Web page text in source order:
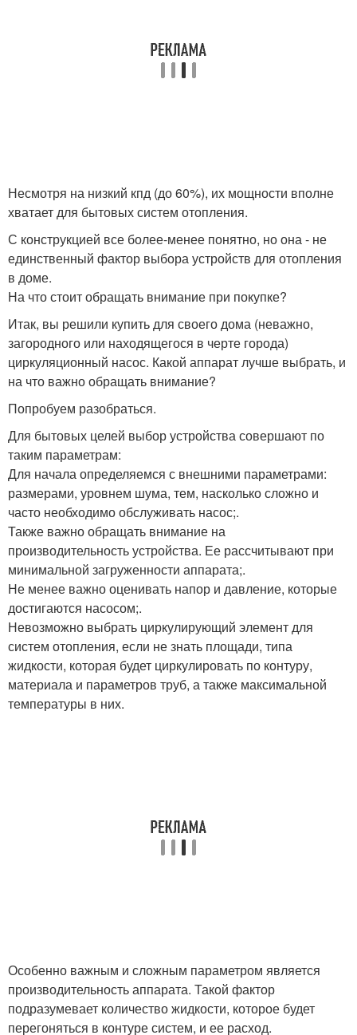
Несмотря на низкий кпд (до 60%), их мощности вполне
хватает для бытовых систем отопления.
С конструкцией все более-менее понятно, но она - не
единственный фактор выбора устройств для отопления
в доме.
На что стоит обращать внимание при покупке?
Итак, вы решили купить для своего дома (неважно,
загородного или находящегося в черте города)
циркуляционный насос. Какой аппарат лучше выбрать, и
на что важно обращать внимание?
Попробуем разобраться.
Для бытовых целей выбор устройства совершают по
таким параметрам:
Для начала определяемся с внешними параметрами:
размерами, уровнем шума, тем, насколько сложно и
часто необходимо обслуживать насос;.
Также важно обращать внимание на
производительность устройства. Ее рассчитывают при
минимальной загруженности аппарата;.
Не менее важно оценивать напор и давление, которые
достигаются насосом;.
Невозможно выбрать циркулирующий элемент для
систем отопления, если не знать площади, типа
жидкости, которая будет циркулировать по контуру,
материала и параметров труб, а также максимальной
температуры в них.
Особенно важным и сложным параметром является
производительность аппарата. Такой фактор
подразумевает количество жидкости, которое будет
перегоняться в контуре систем, и ее расход.